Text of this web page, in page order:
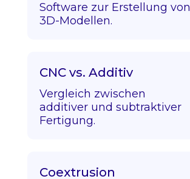
Software zur Erstellung von
3D-Modellen.
CNC vs. Additiv
Vergleich zwischen
additiver und subtraktiver
Fertigung.
Coextrusion